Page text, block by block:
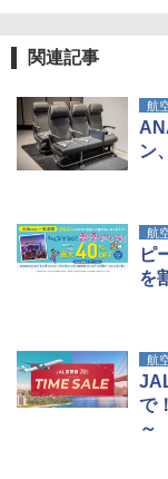
関連記事
航
ン
航
ピ
を
航
で
～